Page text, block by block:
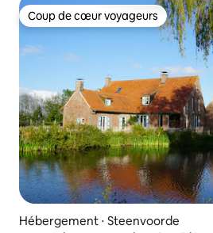
Coup de cœur voyageurs
Coup de cœur voyageurs
Hébergement ⋅ Steenvoorde